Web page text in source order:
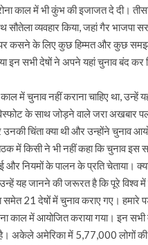
काल में भी कुंभ की इजाजत दे दी।
व्यवहार किया, जहां गैर भाजपा
कसने के लिए कुछ हिम्मत और कुछ समझ
इन सभी देषों ने अपने यहां चुनाव बंद कर
में चुनाव नहीं कराना चाहिए था,
विस्फोट के साथ जोड़ने वाले जरा
चिंता क्या थी और उन्होंने चुनाव
किसी ने भी नहीं कहा कि चुनाव इस
नियमों के पालन के प्रति चेताया।
यह जानने की जरूरत है कि पूरे विश्व
समेत 21 देषों में चुनाव कराए गए।
काल में आयोजित कराया गया। इन सभी
अकेले अमेरिका में 5,77,000 लोगों की